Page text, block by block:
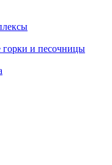
горки и песочницы